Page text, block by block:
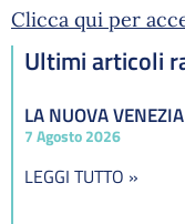
Clicca qui per
Ultimi articoli
LA NUOVA
7 Agosto 2026
LEGGI TUTTO »